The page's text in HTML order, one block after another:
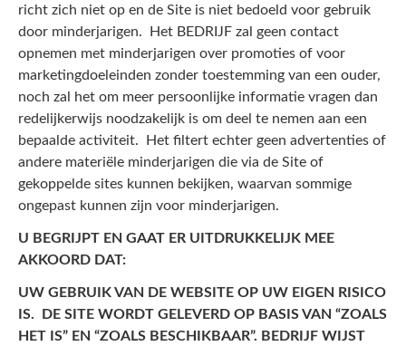
richt zich niet op en de Site is niet bedoeld voor gebruik
door minderjarigen. Het BEDRIJF zal geen contact
opnemen met minderjarigen over promoties of voor
marketingdoeleinden zonder toestemming van een ouder,
noch zal het om meer persoonlijke informatie vragen dan
redelijkerwijs noodzakelijk is om deel te nemen aan een
bepaalde activiteit. Het filtert echter geen advertenties of
andere materiële minderjarigen die via de Site of
gekoppelde sites kunnen bekijken, waarvan sommige
ongepast kunnen zijn voor minderjarigen.
U BEGRIJPT EN GAAT ER UITDRUKKELIJK MEE
AKKOORD DAT:
UW GEBRUIK VAN DE WEBSITE OP UW EIGEN RISICO
IS. DE SITE WORDT GELEVERD OP BASIS VAN “ZOALS
HET IS” EN “ZOALS BESCHIKBAAR”. BEDRIJF WIJST